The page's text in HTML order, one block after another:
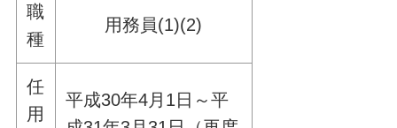
職
種
用務員(1)(2)
任
用
平成30年4月1日～平